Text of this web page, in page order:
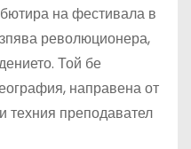
на фестивала в
революционера,
Той бе
направена от
техния преподавател